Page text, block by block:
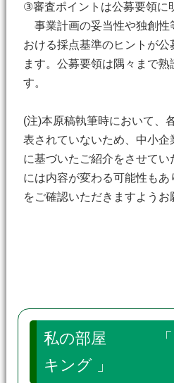
③審査ポイントは公募要領に
事業計画の妥当性や独創性
おける採点基準のヒントが
ます。公募要領は隅々まで
す。
(注)本原稿執筆時において、
表されていないため、中小
に基づいたご紹介をさせて
には内容が変わる可能性も
をご確認いただきますようお
私の部屋 「
キング 」